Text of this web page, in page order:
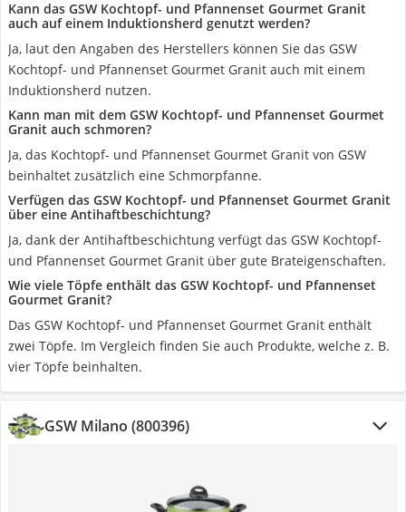
Kann das GSW Kochtopf- und Pfannenset Gourmet Granit
auch auf einem Induktionsherd genutzt werden?
Ja, laut den Angaben des Herstellers können Sie das GSW
Kochtopf- und Pfannenset Gourmet Granit auch mit einem
Induktionsherd nutzen.
Kann man mit dem GSW Kochtopf- und Pfannenset Gourmet
Granit auch schmoren?
Ja, das Kochtopf- und Pfannenset Gourmet Granit von GSW
beinhaltet zusätzlich eine Schmorpfanne.
Verfügen das GSW Kochtopf- und Pfannenset Gourmet Granit
über eine Antihaftbeschichtung?
Ja, dank der Antihaftbeschichtung verfügt das GSW Kochtopf-
und Pfannenset Gourmet Granit über gute Brateigenschaften.
Wie viele Töpfe enthält das GSW Kochtopf- und Pfannenset
Gourmet Granit?
Das GSW Kochtopf- und Pfannenset Gourmet Granit enthält
zwei Töpfe. Im Vergleich finden Sie auch Produkte, welche z. B.
vier Töpfe beinhalten.
GSW Milano (800396)